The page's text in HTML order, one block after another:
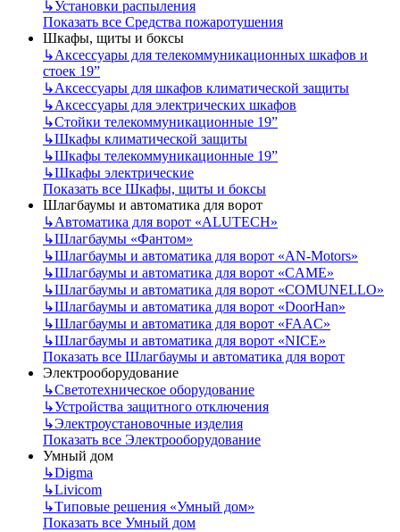
↳Установки распыления
Показать все Средства пожаротушения
Шкафы, щиты и боксы
↳Аксессуары для телекоммуникационных шкафов и
стоек 19”
↳Аксессуары для шкафов климатической защиты
↳Аксессуары для электрических шкафов
↳Стойки телекоммуникационные 19”
↳Шкафы климатической защиты
↳Шкафы телекоммуникационные 19”
↳Шкафы электрические
Показать все Шкафы, щиты и боксы
Шлагбаумы и автоматика для ворот
↳Автоматика для ворот «ALUTECH»
↳Шлагбаумы «Фантом»
↳Шлагбаумы и автоматика для ворот «AN-Motors»
↳Шлагбаумы и автоматика для ворот «CAME»
↳Шлагбаумы и автоматика для ворот «COMUNELLO»
↳Шлагбаумы и автоматика для ворот «DoorHan»
↳Шлагбаумы и автоматика для ворот «FAAC»
↳Шлагбаумы и автоматика для ворот «NICE»
Показать все Шлагбаумы и автоматика для ворот
Электрооборудование
↳Светотехническое оборудование
↳Устройства защитного отключения
↳Электроустановочные изделия
Показать все Электрооборудование
Умный дом
↳Digma
↳Livicom
↳Типовые решения «Умный дом»
Показать все Умный дом